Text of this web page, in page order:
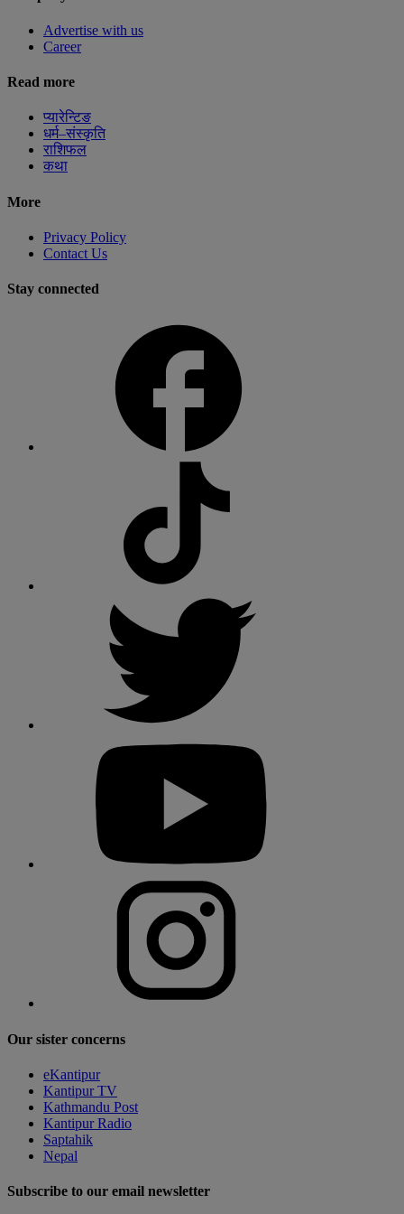
Advertise with us
Career
Read more
प्यारेन्टिङ
धर्म–संस्कृति
राशिफल
कथा
More
Privacy Policy
Contact Us
Stay connected
Our sister concerns
eKantipur
Kantipur TV
Kathmandu Post
Kantipur Radio
Saptahik
Nepal
Subscribe to our email newsletter